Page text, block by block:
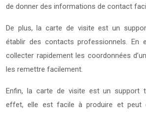
de donner des informations de contact
De plus, la carte de visite est un
établir des contacts professionnels. En
collecter rapidement les coordonnées
les remettre facilement.
Enfin, la carte de visite est un support
effet, elle est facile à produire et peut